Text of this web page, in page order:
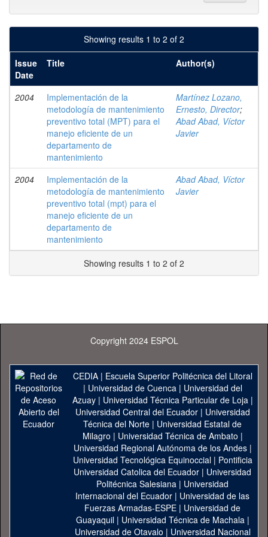
Showing results 1 to 2 of 2
Issue
Date
Title Author(s)
2004
Implementación de la
metodología de mantenimiento
preventivo total (MPT) para el
manejo eficiente de un
departamento de
mantenimiento
Martínez Lozano,
Ernesto, Director;
Abad Abad, Víctor
Javier
2004
Implementación de la
metodología de mantenimiento
preventivo total (mpt) para el
manejo eficiente de un
departamento de
mantenimiento
Abad Abad, Víctor
Javier
Showing results 1 to 2 of 2
Copyright 2024 ESPOL
CEDIA| Escuela Superior Politécnica del Litoral
| Universidad de Cuenca| Universidad del
Azuay| Universidad Técnica Particular de Loja|
Universidad Central del Ecuador| Universidad
Técnica del Norte | Universidad Estatal de
Milagro | Universidad Técnica de Ambato |
Universidad Regional Autónoma de los Andes|
Universidad Tecnológica Equinoccial| Pontificia
Universidad Catolica del Ecuador | Universidad
Politécnica Salesiana | Universidad
Internacional del Ecuador | Universidad de las
Fuerzas Armadas-ESPE | Universidad de
Guayaquil| Universidad Técnica de Machala|
Universidad de Otavalo | Universidad Nacional